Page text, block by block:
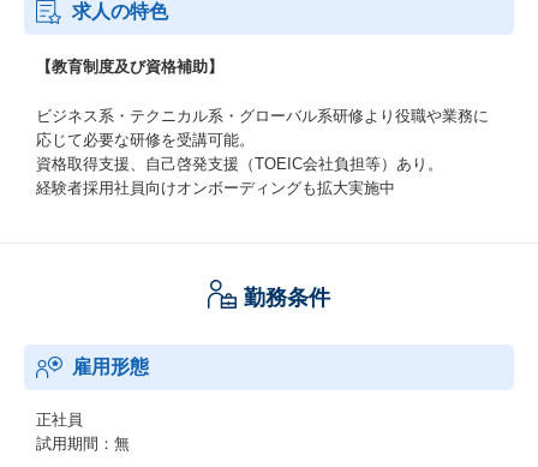
求人の特色
【教育制度及び資格補助】
ビジネス系・テクニカル系・グローバル系研修より役職や業務に
応じて必要な研修を受講可能。
資格取得支援、自己啓発支援（TOEIC会社負担等）あり。
経験者採用社員向けオンボーディングも拡大実施中
勤務条件
雇用形態
正社員
試用期間：無